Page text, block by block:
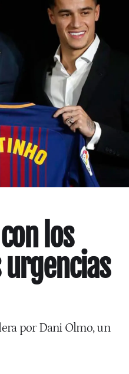
los
por Dani Olmo, un